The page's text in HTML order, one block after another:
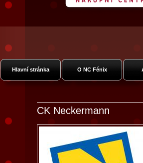
Hlavní stránka O NC Fénix
CK Neckermann